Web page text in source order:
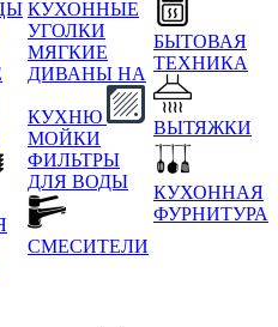
КУХОННЫЕ
УГОЛКИ
МЯГКИЕ
ДИВАНЫ НА
КУХНЮ
МОЙКИ
ФИЛЬТРЫ
ДЛЯ ВОДЫ
СМЕСИТЕЛИ
БЫТОВАЯ
ТЕХНИКА
ВЫТЯЖКИ
КУХОННАЯ
ФУРНИТУРА